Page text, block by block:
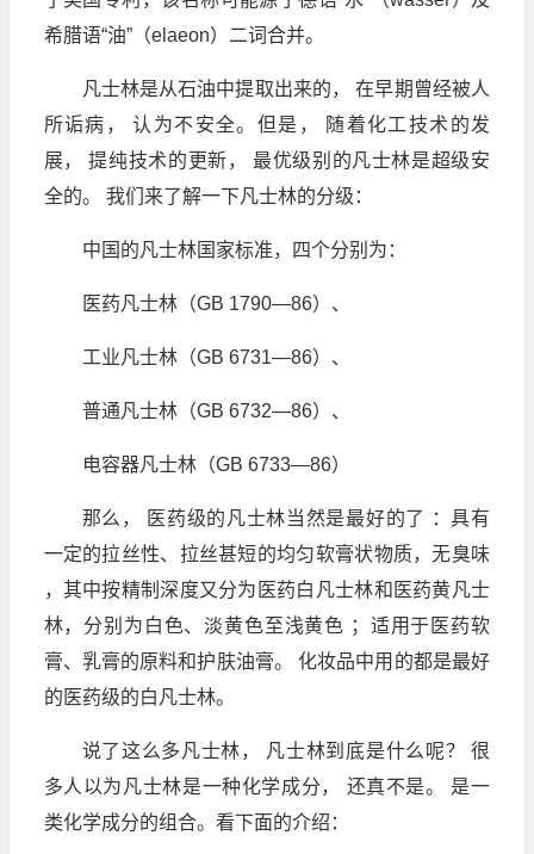
希腊语“油”（elaeon）二词合并。
凡士林是从石油中提取出来的， 在早期曾经被人
所诟病， 认为不安全。但是， 随着化工技术的发
展， 提纯技术的更新， 最优级别的凡士林是超级安
全的。 我们来了解一下凡士林的分级：
中国的凡士林国家标准，四个分别为：
医药凡士林（GB 1790—86）、
工业凡士林（GB 6731—86）、
普通凡士林（GB 6732—86）、
电容器凡士林（GB 6733—86）
那么， 医药级的凡士林当然是最好的了 ：具有
一定的拉丝性、拉丝甚短的均匀软膏状物质，无臭味
，其中按精制深度又分为医药白凡士林和医药黄凡士
林，分别为白色、淡黄色至浅黄色 ；适用于医药软
膏、乳膏的原料和护肤油膏。 化妆品中用的都是最好
的医药级的白凡士林。
说了这么多凡士林， 凡士林到底是什么呢？ 很
多人以为凡士林是一种化学成分， 还真不是。 是一
类化学成分的组合。看下面的介绍：